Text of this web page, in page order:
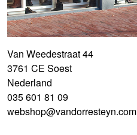
Van Weedestraat 44
3761 CE Soest
Nederland
035 601 81 09
webshop@vandorresteyn.com